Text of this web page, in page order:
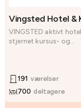
Vingsted Hotel &
VINGSTED aktivt
stjernet kursus- og...
191 værelser
700 deltagere